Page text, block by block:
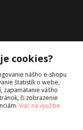
cookies?
nášho e-shopu
štatistík o webe,
zapamätanie vášho
či zobrazenie
Viac na využitie